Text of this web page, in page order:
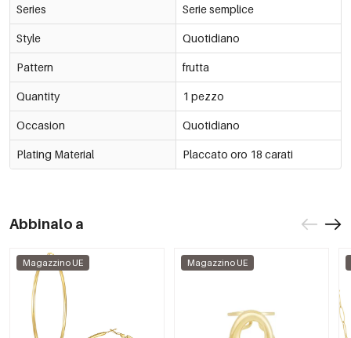
Series Serie semplice
Style Quotidiano
Pattern frutta
Quantity 1 pezzo
Occasion Quotidiano
Plating Material Placcato oro 18 carati
Abbinalo a
Magazzino UE Magazzino UE